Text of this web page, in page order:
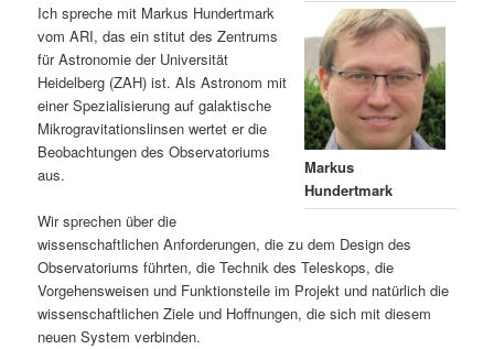
Markus
Hundertmark
Ich spreche mit Markus Hundertmark
vom ARI, das ein stitut des Zentrums
für Astronomie der Universität
Heidelberg (ZAH) ist. Als Astronom mit
einer Spezialisierung auf galaktische
Mikrogravitationslinsen wertet er die
Beobachtungen des Observatoriums
aus.
Wir sprechen über die
wissenschaftlichen Anforderungen, die zu dem Design des
Observatoriums führten, die Technik des Teleskops, die
Vorgehensweisen und Funktionsteile im Projekt und natürlich die
wissenschaftlichen Ziele und Hoffnungen, die sich mit diesem
neuen System verbinden.